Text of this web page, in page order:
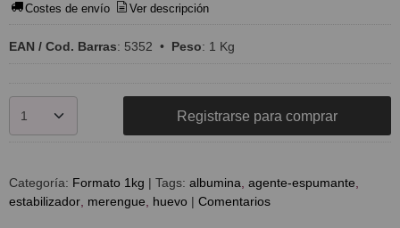
Costes de envío Ver descripción
EAN / Cod. Barras: 5352 • Peso: 1 Kg
Registrarse para comprar
Categoría: Formato 1kg | Tags: albumina agente-espumante
estabilizador merengue huevo | Comentarios